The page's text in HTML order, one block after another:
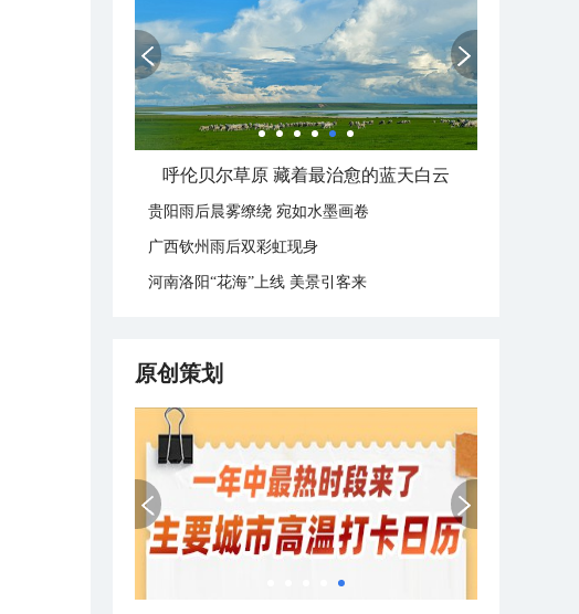
一组图感受水中消暑快乐瞬间
贵阳雨后晨雾缭绕 宛如水墨画卷
广西钦州雨后双彩虹现身
河南洛阳“花海”上线 美景引客来
原创策划